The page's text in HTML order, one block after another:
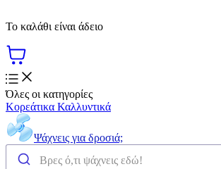
Το καλάθι είναι άδειο
Όλες οι κατηγορίες
Κορεάτικα Καλλυντικά
Ψάχνεις για δροσιά;